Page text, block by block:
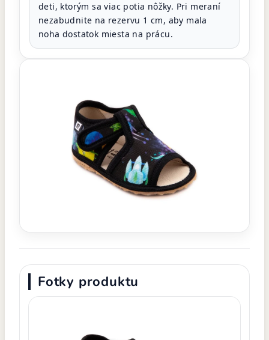
deti, ktorým sa viac potia nôžky. Pri meraní
nezabudnite na rezervu 1 cm, aby mala
noha dostatok miesta na prácu.
Fotky produktu